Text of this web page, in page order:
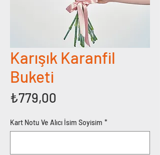
Karışık Karanfil
Buketi
₺779,00
Kart Notu Ve Alıcı İsim Soyisim *